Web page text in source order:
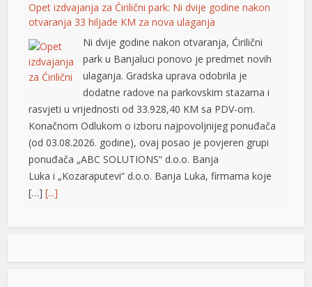
Opet izdvajanja za Ćirilični park: Ni dvije godine nakon
otvaranja 33 hiljade KM za nova ulaganja
Ni dvije godine nakon otvaranja, Ćirilični
park u Banjaluci ponovo je predmet novih
ulaganja. Gradska uprava odobrila je
dodatne radove na parkovskim stazama i
rasvjeti u vrijednosti od 33.928,40 KM sa PDV-om.
Konačnom Odlukom o izboru najpovoljnijeg ponuđača
(od 03.08.2026. godine), ovaj posao je povjeren grupi
ponuđača „ABC SOLUTIONS“ d.o.o. Banja
Luka i „Kozaraputevi“ d.o.o. Banja Luka, firmama koje
[…][...]
Preminuo Drago Galić: Euroherc se oprašta od jednog
U 73. godini preminuo je Drago Galić iz